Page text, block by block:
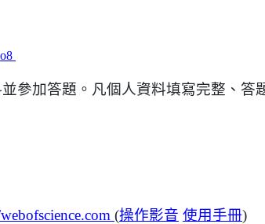
參加答題。凡個人資料填寫完整、答
(操作影音 使用手冊)